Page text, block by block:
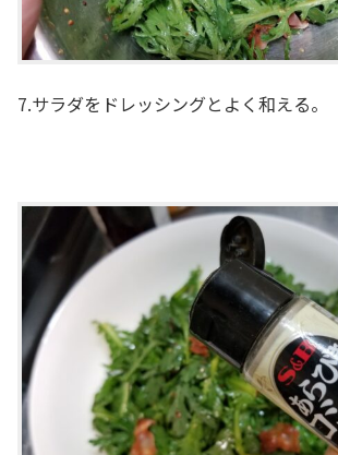
7.サラダをドレッシングとよく和える。